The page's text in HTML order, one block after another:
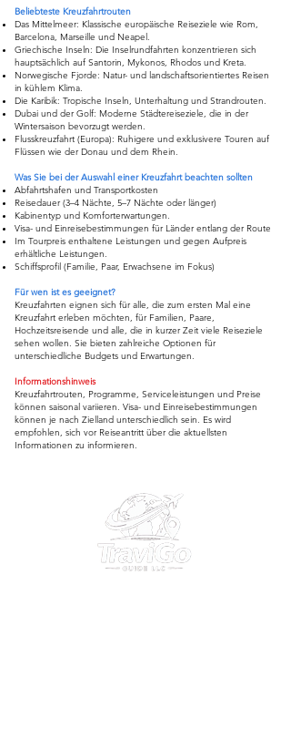
Beliebteste Kreuzfahrtrouten
Das Mittelmeer: Klassische europäische Reiseziele wie Rom,
Barcelona, Marseille und Neapel.
Griechische Inseln: Die Inselrundfahrten konzentrieren sich
hauptsächlich auf Santorin, Mykonos, Rhodos und Kreta.
Norwegische Fjorde: Natur- und landschaftsorientiertes Reisen
in kühlem Klima.
Die Karibik: Tropische Inseln, Unterhaltung und Strandrouten.
Dubai und der Golf: Moderne Städtereiseziele, die in der
Wintersaison bevorzugt werden.
Flusskreuzfahrt (Europa): Ruhigere und exklusivere Touren auf
Flüssen wie der Donau und dem Rhein.
Was Sie bei der Auswahl einer Kreuzfahrt beachten sollten
Abfahrtshafen und Transportkosten
Reisedauer (3–4 Nächte, 5–7 Nächte oder länger)
Kabinentyp und Komforterwartungen.
Visa- und Einreisebestimmungen für Länder entlang der Route
Im Tourpreis enthaltene Leistungen und gegen Aufpreis
erhältliche Leistungen.
Schiffsprofil (Familie, Paar, Erwachsene im Fokus)
Für wen ist es geeignet?
Kreuzfahrten eignen sich für alle, die zum ersten Mal eine
Kreuzfahrt erleben möchten, für Familien, Paare,
Hochzeitsreisende und alle, die in kurzer Zeit viele Reiseziele
sehen wollen. Sie bieten zahlreiche Optionen für
unterschiedliche Budgets und Erwartungen.
Informationshinweis
Kreuzfahrtrouten, Programme, Serviceleistungen und Preise
können saisonal variieren. Visa- und Einreisebestimmungen
können je nach Zielland unterschiedlich sein. Es wird
empfohlen, sich vor Reiseantritt über die aktuellsten
Informationen zu informieren.